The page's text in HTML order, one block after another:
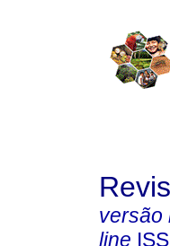
versão
line